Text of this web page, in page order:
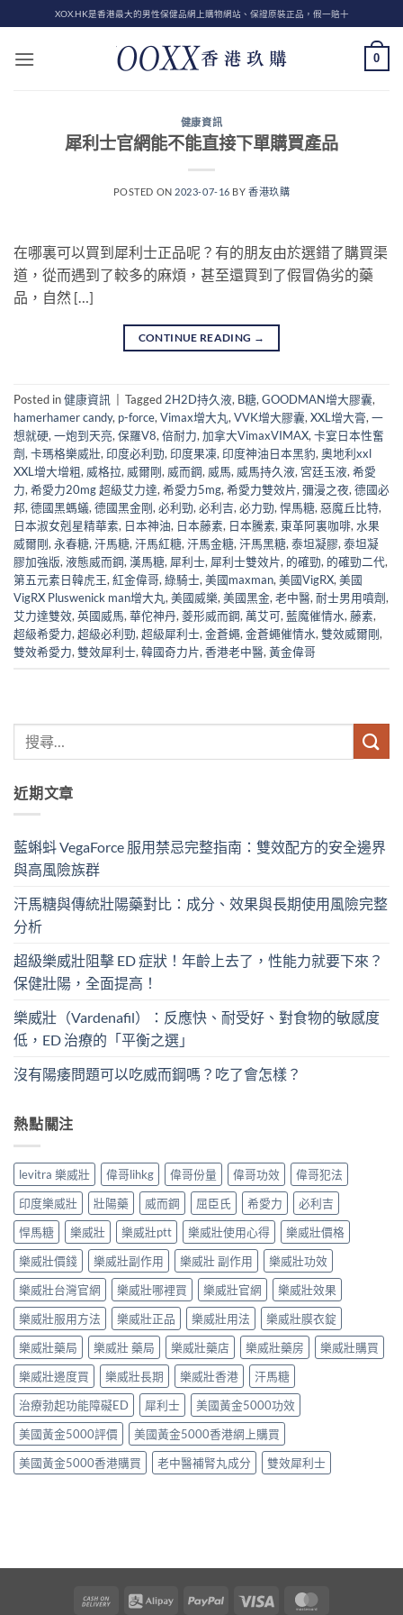
to
content
XOX.HK是香港最大的男性保健品網上購物網站、保證原裝正品，假一賠十
0
健康資訊
犀利士官網能不能直接下單購買產品
POSTED ON 2023-07-16 BY香港玖購
在哪裏可以買到犀利士正品呢？有的朋友由於選錯了購買渠
道，從而遇到了較多的麻煩，甚至還買到了假冒偽劣的藥
品，自然 […]
CONTINUE READING →
Posted in健康資訊 Tagged 2H2D持久液, B糖, GOODMAN增大膠囊,
hamerhamer candy, p-force, Vimax增大丸, VVK增大膠囊, XXL增大膏, 一
想就硬, 一炮到天亮, 保羅V8, 倍耐力, 加拿大VimaxVIMAX, 卡宴日本性奮
劑, 卡瑪格樂威壯, 印度必利勁, 印度果凍, 印度神油日本黑豹, 奧地利xxl
XXL增大增粗, 威格拉, 威爾剛, 威而鋼, 威馬, 威馬持久液, 宮廷玉液, 希愛
力, 希愛力20mg 超級艾力達, 希愛力5mg, 希愛力雙效片, 彌漫之夜, 德國必
邦, 德國黑螞蟻, 德國黑金剛, 必利勁, 必利吉, 必力勁, 悍馬糖, 惡魔丘比特,
日本淑女剋星精華素, 日本神油, 日本藤素, 日本騰素, 東革阿裏咖啡, 水果
威爾剛, 永春糖, 汗馬糖, 汗馬紅糖, 汗馬金糖, 汗馬黑糖, 泰坦凝膠, 泰坦凝
膠加強版, 液態威而鋼, 漢馬糖, 犀利士, 犀利士雙效片, 的確勁, 的確勁二代,
第五元素日韓虎王, 紅金偉哥, 綠騎士, 美國maxman, 美國VigRX, 美國
VigRX Pluswenick man增大丸, 美國威樂, 美國黑金, 老中醫, 耐士男用噴劑,
艾力達雙效, 英國威馬, 華佗神丹, 菱形威而鋼, 萬艾可, 藍魔催情水, 藤素,
超級希愛力, 超級必利勁, 超級犀利士, 金蒼蠅, 金蒼蠅催情水, 雙效威爾剛,
雙效希愛力, 雙效犀利士, 韓國奇力片, 香港老中醫, 黃金偉哥
近期文章
藍蝌蚪 VegaForce 服用禁忌完整指南：雙效配方的安全邊界
與高風險族群
汗馬糖與傳統壯陽藥對比：成分、效果與長期使用風險完整
分析
超級樂威壯阻擊 ED 症狀！年齡上去了，性能力就要下來？
保健壯陽，全面提高！
樂威壯（Vardenafil）：反應快、耐受好、對食物的敏感度
低，ED 治療的「平衡之選」
沒有陽痿問題可以吃威而鋼嗎？吃了會怎樣？
熱點關注
levitra 樂威壯 偉哥lihkg 偉哥份量 偉哥功效
偉哥犯法
印度樂威壯
壯陽藥 威而鋼 屈臣氏 希愛力
必利吉
悍馬糖
樂威壯 樂威壯ptt 樂威壯使用心得
樂威壯價格
樂威壯價錢
樂威壯副作用 樂威壯 副作用
樂威壯功效
樂威壯台灣官網
樂威壯哪裡買 樂威壯官網
樂威壯效果
樂威壯服用方法
樂威壯正品 樂威壯用法
樂威壯膜衣錠
樂威壯藥局
樂威壯 藥局 樂威壯藥店 樂威壯藥房
樂威壯購買
樂威壯邊度買
樂威壯長期 樂威壯香港
汗馬糖
治療勃起功能障礙ED
犀利士
美國黃金5000功效
美國黃金5000評價
美國黃金5000香港網上購買
美國黃金5000香港購買
老中醫補腎丸成分 雙效犀利士
Cash
Alipay PayPal Visa